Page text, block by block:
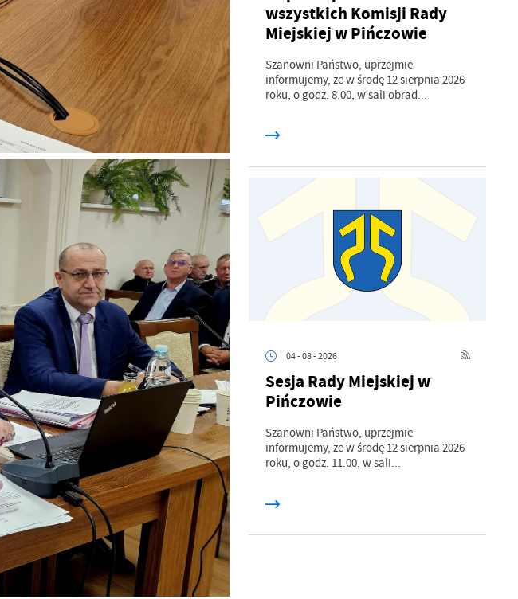
wszystkich Komisji Rady
Miejskiej w Pińczowie
Szanowni Państwo, uprzejmie
informujemy, że w środę 12 sierpnia 2026
roku, o godz. 8.00, w sali obrad...
04 - 08 - 2026
Sesja Rady Miejskiej w
Pińczowie
Szanowni Państwo, uprzejmie
informujemy, że w środę 12 sierpnia 2026
roku, o godz. 11.00, w sali...
cookies lub zaakceptować je
zmiany swoich ustawień.
strony internetowej i
przez nas usług.
działania w celu m.in. dostosowania